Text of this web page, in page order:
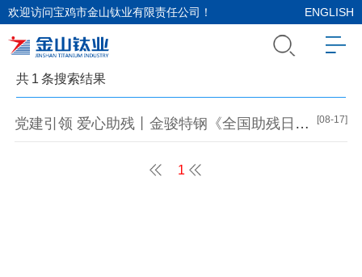
欢迎访问宝鸡市金山钛业有限责任公司！ ENGLISH
共 1 条搜索结果
[08-17]
党建引领 爱心助残丨金骏特钢《全国助残日》爱心主题活动
1